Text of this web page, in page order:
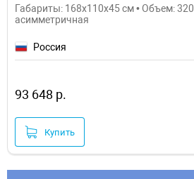
Габариты: 168x110x45 см • Объем:
асимметричная
Россия
93 648 р.
Купить